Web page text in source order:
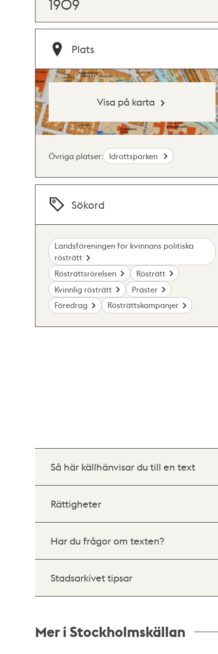
1909
Plats
Visa på karta
Övriga platser: Idrottsparken
Sökord
Landsföreningen för kvinnans politiska
rösträtt
Rösträttsrörelsen
Rösträtt
Kvinnlig rösträtt
Präster
Föredrag
Rösträttskampanjer
Så här källhänvisar du till en text
Rättigheter
Har du frågor om texten?
Stadsarkivet tipsar
Mer i Stockholmskällan